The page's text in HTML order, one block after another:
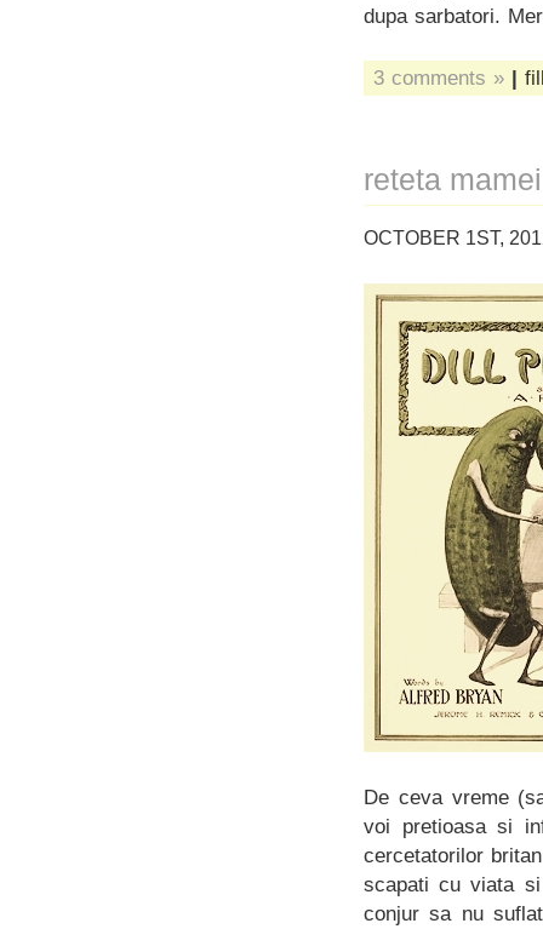
dupa sarbatori.
3 comments » |
reteta
OCTOBER 1ST,
De ceva vreme
voi pretioasa si
cercetatorilor
scapati cu viata
conjur sa nu